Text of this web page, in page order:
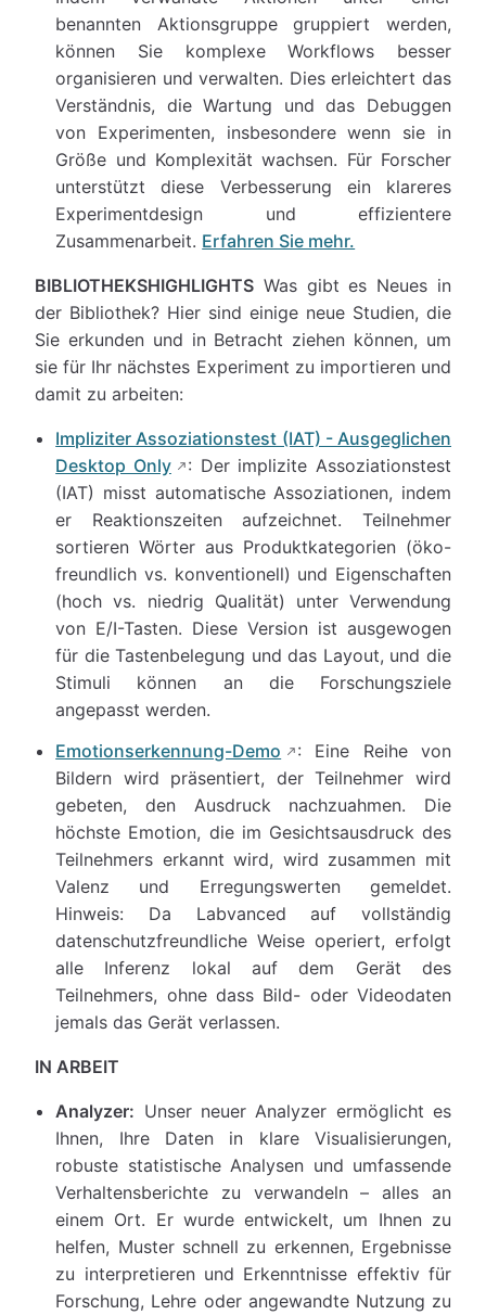
benannten Aktionsgruppe gruppiert werden,
können Sie komplexe Workflows besser
organisieren und verwalten. Dies erleichtert das
Verständnis, die Wartung und das Debuggen
von Experimenten, insbesondere wenn sie in
Größe und Komplexität wachsen. Für Forscher
unterstützt diese Verbesserung ein klareres
Experimentdesign und effizientere
Zusammenarbeit. Erfahren Sie mehr.
BIBLIOTHEKSHIGHLIGHTS Was gibt es Neues in
der Bibliothek? Hier sind einige neue Studien, die
Sie erkunden und in Betracht ziehen können, um
sie für Ihr nächstes Experiment zu importieren und
damit zu arbeiten:
Impliziter Assoziationstest (IAT) - Ausgeglichen
Desktop Only
: Der implizite Assoziationstest
(IAT) misst automatische Assoziationen, indem
er Reaktionszeiten aufzeichnet. Teilnehmer
sortieren Wörter aus Produktkategorien (öko-
freundlich vs. konventionell) und Eigenschaften
(hoch vs. niedrig Qualität) unter Verwendung
von E/I-Tasten. Diese Version ist ausgewogen
für die Tastenbelegung und das Layout, und die
Stimuli können an die Forschungsziele
angepasst werden.
Emotionserkennung-Demo
: Eine Reihe von
Bildern wird präsentiert, der Teilnehmer wird
gebeten, den Ausdruck nachzuahmen. Die
höchste Emotion, die im Gesichtsausdruck des
Teilnehmers erkannt wird, wird zusammen mit
Valenz und Erregungswerten gemeldet.
Hinweis: Da Labvanced auf vollständig
datenschutzfreundliche Weise operiert, erfolgt
alle Inferenz lokal auf dem Gerät des
Teilnehmers, ohne dass Bild- oder Videodaten
jemals das Gerät verlassen.
IN ARBEIT
Analyzer: Unser neuer Analyzer ermöglicht es
Ihnen, Ihre Daten in klare Visualisierungen,
robuste statistische Analysen und umfassende
Verhaltensberichte zu verwandeln – alles an
einem Ort. Er wurde entwickelt, um Ihnen zu
helfen, Muster schnell zu erkennen, Ergebnisse
zu interpretieren und Erkenntnisse effektiv für
Forschung, Lehre oder angewandte Nutzung zu